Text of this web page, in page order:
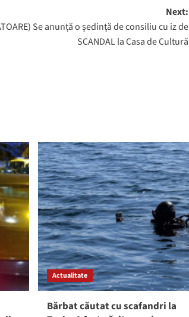
Next:
Se anunță o ședință de consiliu cu iz de
SCANDAL la Casa de Cultură
Actualitate
Bărbat căutat cu scafandri la